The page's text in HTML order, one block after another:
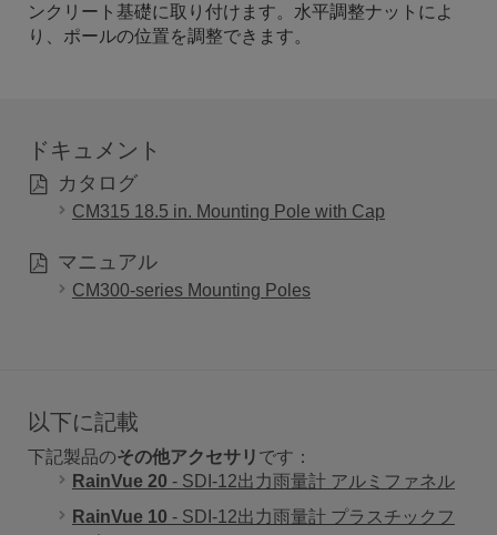
ンクリート基礎に取り付けます。水平調整ナットによ
り、ポールの位置を調整できます。
ドキュメント
カタログ
CM315 18.5 in. Mounting Pole with Cap
マニュアル
CM300-series Mounting Poles
以下に記載
下記製品のその他アクセサリ です：
RainVue 20 - SDI-12出力雨量計 アルミファネル
RainVue 10 - SDI-12出力雨量計 プラスチックフ